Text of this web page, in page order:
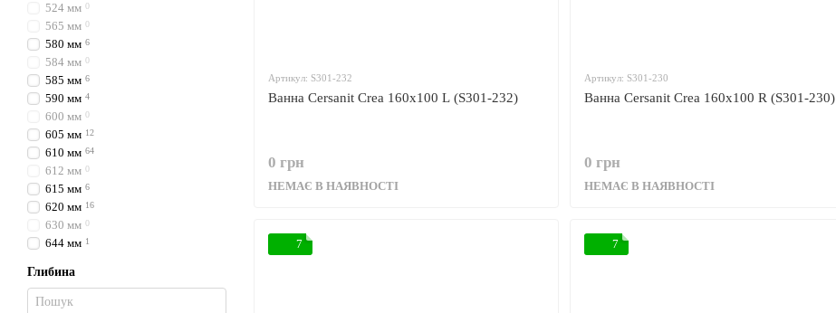
Артикул: S301-232
Ванна Cersanit Crea 160x100 L (S301-232)
0 грн
НЕМАЄ В НАЯВНОСТІ
Артикул: S301-230
Ванна Cersanit Crea 160x100 R (S301-230)
0 грн
НЕМАЄ В НАЯВНОСТІ
7 7
524 мм 0
565 мм 0
580 мм 6
584 мм 0
585 мм 6
590 мм 4
600 мм 0
605 мм 12
610 мм 64
612 мм 0
615 мм 6
620 мм 16
630 мм 0
644 мм 1
Глибина